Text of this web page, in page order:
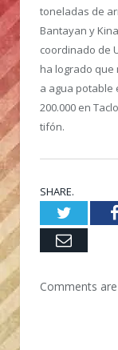
toneladas de
Bantayan y
coordinado de
ha logrado que
a agua potable
200.000 en
tifón.
SHARE.
Twitter
Email
Comments